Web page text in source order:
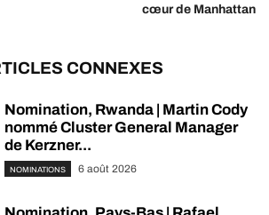
cœur de Manhattan
CONNEXES
Nomination, Rwanda | Martin Cody
nommé Cluster General Manager
de Kerzner...
NOMINATIONS 6 août 2026